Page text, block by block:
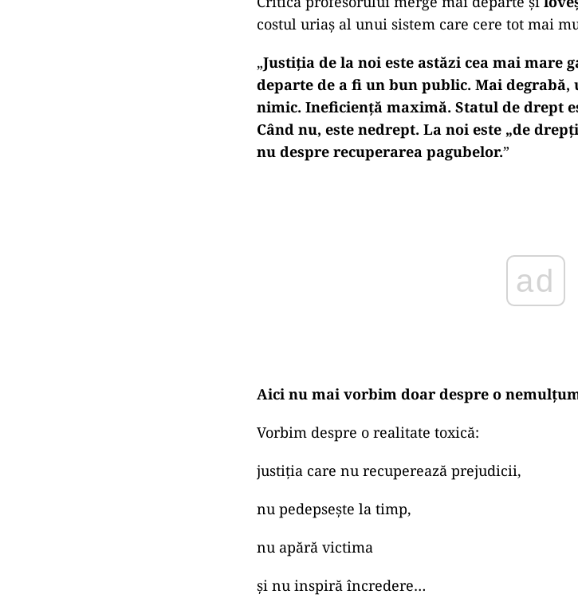
costul uriaș al unui sistem care cere tot mai
„Justiția de la noi este astăzi cea mai mare
departe de a fi un bun public. Mai
nimic. Ineficiență maximă. Statul de drept
Când nu, este nedrept. La noi este „de
nu despre recuperarea pagubelor.”
ad
Aici nu mai vorbim doar despre o
Vorbim despre o realitate toxică:
justiția care nu recuperează prejudicii,
nu pedepsește la timp,
nu apără victima
și nu inspiră încredere…